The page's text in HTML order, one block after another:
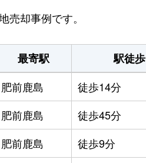
売却事例です。
最寄駅 駅徒歩
肥前鹿島 徒歩14分
肥前鹿島 徒歩45分
肥前鹿島 徒歩9分